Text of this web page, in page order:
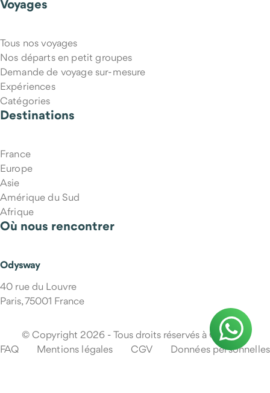
Voyages
Tous nos voyages
Nos départs en petit groupes
Demande de voyage sur-mesure
Expériences
Catégories
Destinations
France
Europe
Asie
Amérique du Sud
Afrique
Où nous rencontrer
Odysway
40 rue du Louvre
Paris, 75001 France
© Copyright 2026 - Tous droits réservés à Odysway
FAQ
Mentions légales CGV Données personnelles